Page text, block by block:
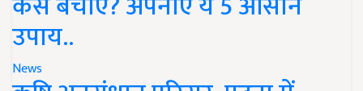
उपाय..
News